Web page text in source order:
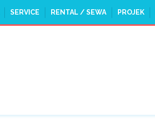
SERVICE RENTAL / SEWA PROJEK